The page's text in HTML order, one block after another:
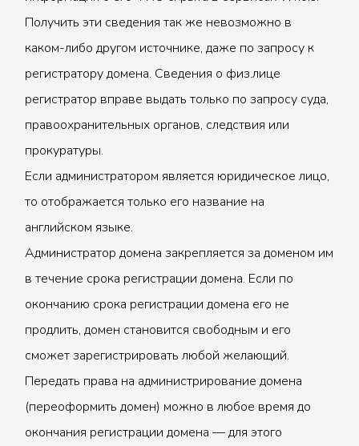
Получить эти сведения так же невозможно в
каком-либо другом источнике, даже по запросу к
регистратору домена. Сведения о физ.лице
регистратор вправе выдать только по запросу суда,
правоохранительных органов, следствия или
прокуратуры.
Если администратором является юридическое лицо,
то отображается только его название на
английском языке.
Администратор домена закрепляется за доменом им
в течение срока регистрации домена. Если по
окончанию срока регистрации домена его не
продлить, домен становится свободным и его
сможет зарегистрировать любой желающий.
Передать права на администрирование домена
(переоформить домен) можно в любое время до
окончания регистрации домена — для этого